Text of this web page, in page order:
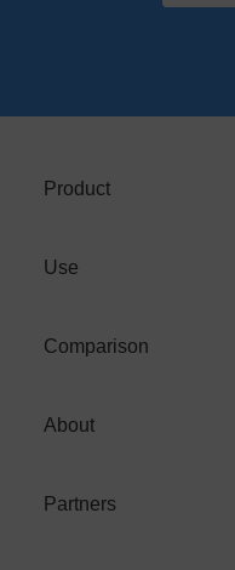
Product
Use
Comparison
About
Partners